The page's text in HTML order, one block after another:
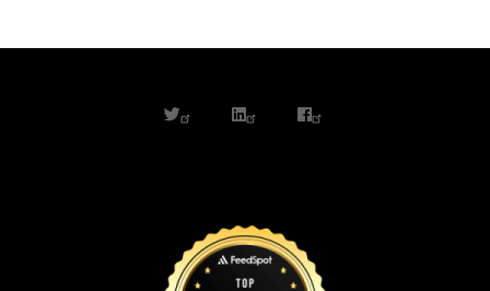
twitterlinkedinfacebook